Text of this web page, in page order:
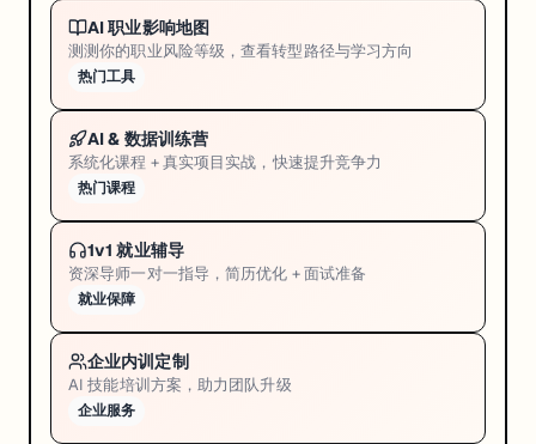
AI 职业影响地图
测测你的职业风险等级，查看转型路径与学习方向
热门工具
AI & 数据训练营
系统化课程 + 真实项目实战，快速提升竞争力
热门课程
1v1 就业辅导
资深导师一对一指导，简历优化 + 面试准备
就业保障
企业内训定制
AI 技能培训方案，助力团队升级
企业服务